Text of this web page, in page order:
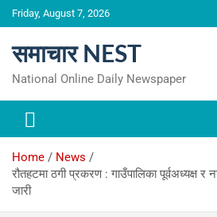
Skip
to
Friday, August 7, 2026
समाचार NEST
National Online Daily Newspaper
Home
News
रौतहटमा ठगी प्रकरण : गाउँपालिका पूर्वअध्यक्ष र
जारी